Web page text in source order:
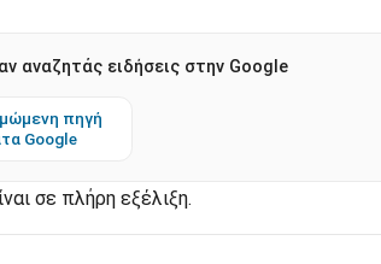
αναζητάς ειδήσεις στην Google
πηγή
Google
σε πλήρη εξέλιξη.